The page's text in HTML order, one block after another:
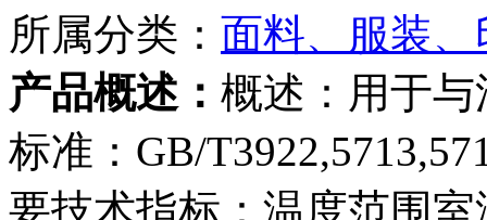
所属分类： 面料、服装
产品概述： 概述：用于
标准：GB/
要技术指标：温度范围